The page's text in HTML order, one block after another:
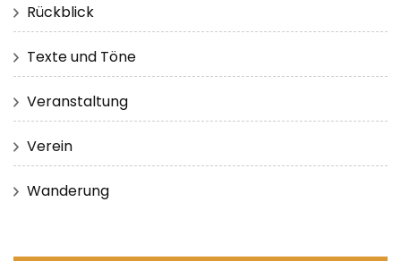
Rückblick
Texte und Töne
Veranstaltung
Verein
Wanderung